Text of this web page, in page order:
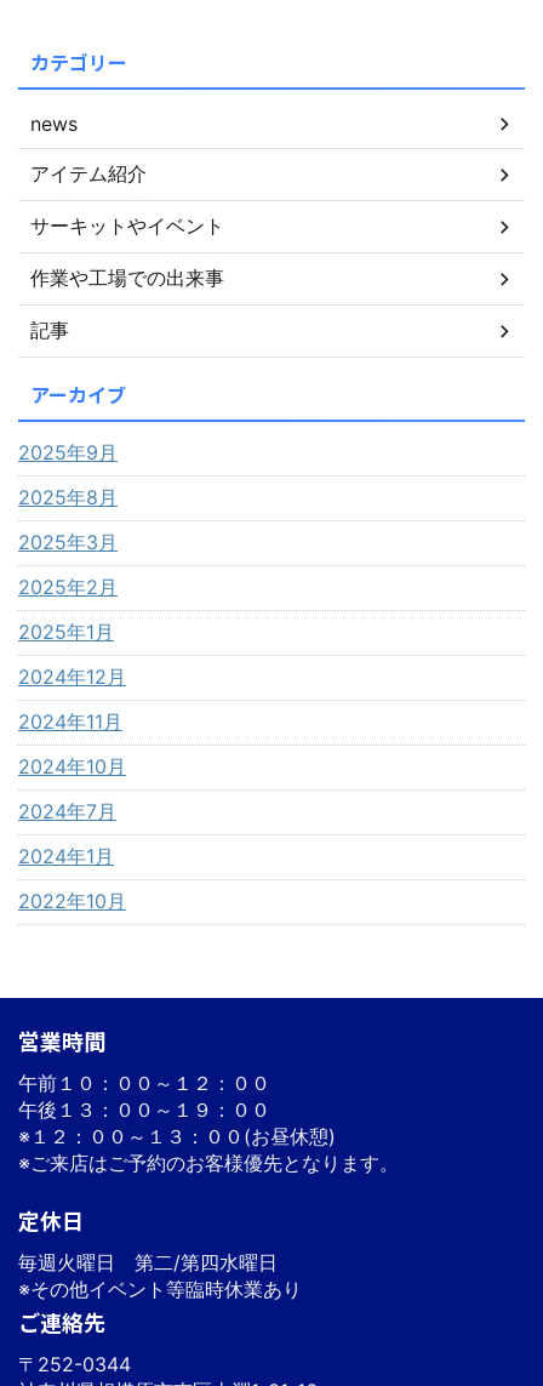
カテゴリー
news
アイテム紹介
サーキットやイベント
作業や工場での出来事
記事
アーカイブ
2025年9月
2025年8月
2025年3月
2025年2月
2025年1月
2024年12月
2024年11月
2024年10月
2024年7月
2024年1月
2022年10月
営業時間
午前１０：００～１２：００
午後１３：００～１９：００
※１２：００～１３：００(お昼休憩)
※ご来店はご予約のお客様優先となります。
定休日
毎週火曜日 第二/第四水曜日
※その他イベント等臨時休業あり
ご連絡先
〒252-0344